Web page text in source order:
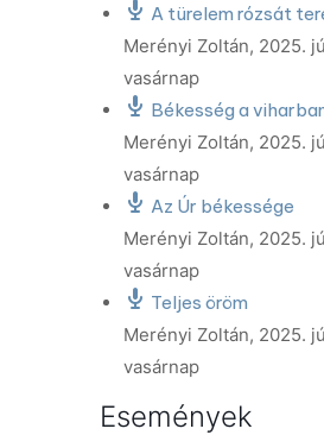
A türelem rózsát
Merényi Zoltán, 2025.
vasárnap
Békesség a
Merényi Zoltán, 2025.
vasárnap
Az Úr békessége
Merényi Zoltán, 2025.
vasárnap
Teljes öröm
Merényi Zoltán, 2025.
vasárnap
Események